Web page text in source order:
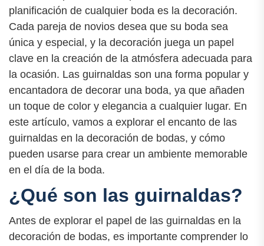
planificación de cualquier boda es la decoración.
Cada pareja de novios desea que su boda sea
única y especial, y la decoración juega un papel
clave en la creación de la atmósfera adecuada para
la ocasión. Las guirnaldas son una forma popular y
encantadora de decorar una boda, ya que añaden
un toque de color y elegancia a cualquier lugar. En
este artículo, vamos a explorar el encanto de las
guirnaldas en la decoración de bodas, y cómo
pueden usarse para crear un ambiente memorable
en el día de la boda.
¿Qué son las guirnaldas?
Antes de explorar el papel de las guirnaldas en la
decoración de bodas, es importante comprender lo